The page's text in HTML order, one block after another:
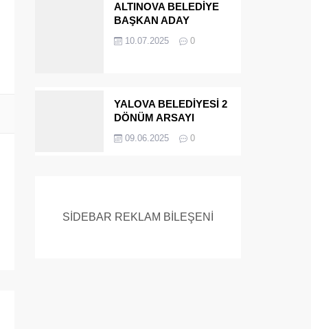
ALTINOVA BELEDİYE
BAŞKAN ADAY
MÜEBBET ALDI FİRAR
10.07.2025 0
YALOVA BELEDİYESİ 2
DÖNÜM ARSAYI
09.06.2025 0
SİDEBAR REKLAM BİLEŞENİ